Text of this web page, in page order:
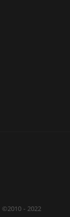
©2010 - 2022